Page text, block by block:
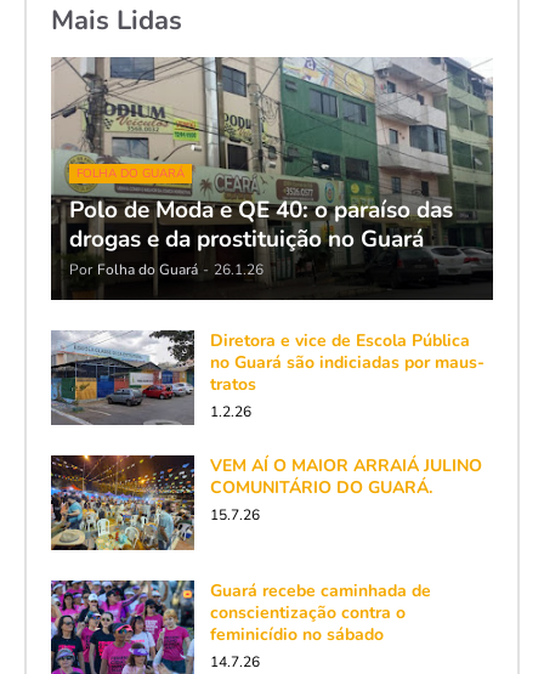
Mais Lidas
FOLHA DO GUARÁ
Polo de Moda e QE 40: o paraíso das
drogas e da prostituição no Guará
Por Folha do Guará - 26.1.26
Diretora e vice de Escola Pública
no Guará são indiciadas por maus-
tratos
1.2.26
VEM AÍ O MAIOR ARRAIÁ JULINO
COMUNITÁRIO DO GUARÁ.
15.7.26
Guará recebe caminhada de
conscientização contra o
feminicídio no sábado
14.7.26